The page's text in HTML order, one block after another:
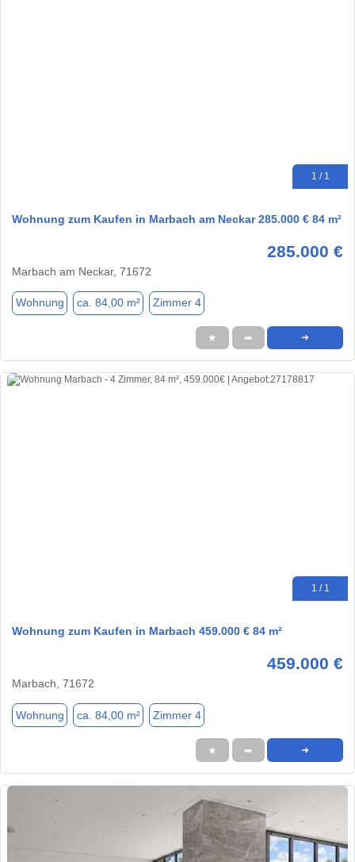
1 / 1
Wohnung zum Kaufen in Marbach am Neckar 285.000 € 84 m²
285.000 €
Marbach am Neckar, 71672
Wohnung ca. 84,00 m² Zimmer 4
★ ➦ ➜
1 / 1
Wohnung zum Kaufen in Marbach 459.000 € 84 m²
459.000 €
Marbach, 71672
Wohnung ca. 84,00 m² Zimmer 4
★ ➦ ➜